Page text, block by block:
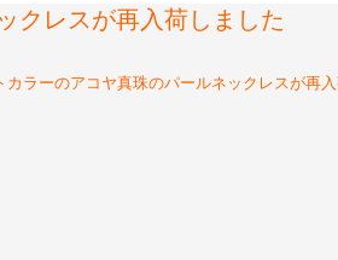
クレスが再入荷しました
ラーのアコヤ真珠のパールネックレスが再入